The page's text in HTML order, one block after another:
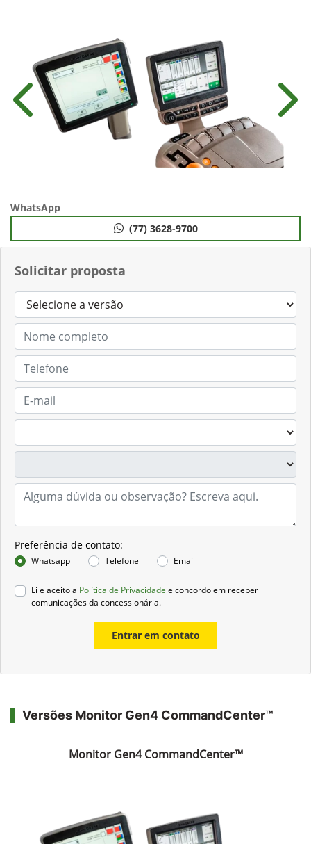
Solicitar proposta
Preferência de contato:
Whatsapp Telefone Email
Li e aceito a Política de Privacidade e concordo em receber
comunicações da concessionária.
Entrar em contato
Anterior
WhatsApp
(77) 3628-9700
Versões Monitor Gen4 CommandCenter™
Monitor Gen4 CommandCenter™